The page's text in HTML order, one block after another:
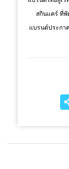
สกินแคร์ ที่พั
แบรนด์ประกา